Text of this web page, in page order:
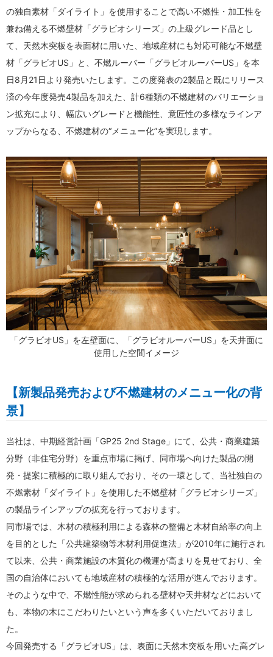
の独自素材「ダイライト」を使用することで高い不燃性・加工性を
兼ね備える不燃壁材「グラビオシリーズ」の上級グレード品とし
て、天然木突板を表面材に用いた、地域産材にも対応可能な不燃壁
材「グラビオUS」と、不燃ルーバー「グラビオルーバーUS」を本
日8月21日より発売いたします。この度発表の2製品と既にリリース
済の今年度発売4製品を加えた、計6種類の不燃建材のバリエーショ
ン拡充により、幅広いグレードと機能性、意匠性の多様なラインア
ップからなる、不燃建材の“メニュー化”を実現します。
「グラビオUS」を左壁面に、「グラビオルーバーUS」を天井面に
使用した空間イメージ
【新製品発売および不燃建材のメニュー化の背
景】
当社は、中期経営計画「GP25 2nd Stage」にて、公共・商業建築
分野（非住宅分野）を重点市場に掲げ、同市場へ向けた製品の開
発・提案に積極的に取り組んでおり、その一環として、当社独自の
不燃素材「ダイライト」を使用した不燃壁材「グラビオシリーズ」
の製品ラインアップの拡充を行っております。
同市場では、木材の積極利用による森林の整備と木材自給率の向上
を目的とした「公共建築物等木材利用促進法」が2010年に施行され
て以来、公共・商業施設の木質化の機運が高まりを見せており、全
国の自治体においても地域産材の積極的な活用が進んでおります。
そのような中で、不燃性能が求められる壁材や天井材などにおいて
も、本物の木にこだわりたいという声を多くいただいておりまし
た。
今回発売する「グラビオUS」は、表面に天然木突板を用いた高グレ